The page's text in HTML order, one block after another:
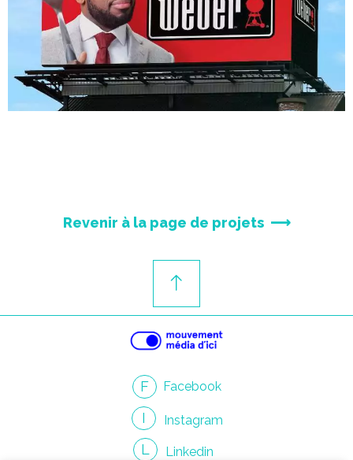
Revenir à la page de projets  ⟶
F Facebook
I Instagram
L Linkedin